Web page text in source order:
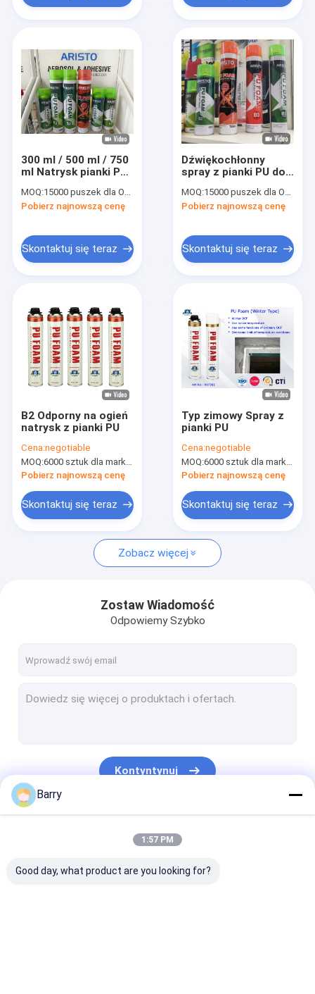
Produkty
O nas
Wycieczka po fabryce
Farba w sprayu z tkaniny
Farba w sprayu Graffiti
Farba akrylowa w sprayu
Oznaczanie farby w aerozolu
Marker Pen
Uszczelniacz silikonowy
300 ml / 500 ml / 750
ml Natrysk pianki PU
uszczelniania /
wypełniania / izolacji
MOQ:15000 puszek dla OEM, 6000 puszek dla marki Aristo
Pobierz najnowszą cenę
Skontaktuj się teraz
Dźwiękochłonny
spray z pianki PU do
ml / 750 ml OEM
MOQ:15000 puszek dla OEM, 6000 puszek dla marki Aristo
Pobierz najnowszą cenę
Skontaktuj się teraz
B2 Odporny na ogień
natrysk z pianki PU
Cena:negotiable
MOQ:6000 sztuk dla marki Aristo, 15000 sztuk dla marki klienta
Pobierz najnowszą cenę
Skontaktuj się teraz
Typ zimowy Spray z
pianki PU
Cena:negotiable
MOQ:6000 sztuk dla marki Aristo, 15000 sztuk dla marki klienta
Pobierz najnowszą cenę
Skontaktuj się teraz
Zobacz więcej
Zostaw Wiadomość
Odpowiemy Szybko
Kontyntynuj
Barry
1:57 PM
Good day, what product are you looking for?